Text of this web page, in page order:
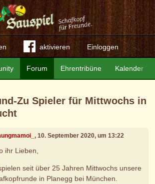
aktivieren Einloggen
Forum Ehrentribüne Kalender
Zu Spieler für Mittwochs in
, 10. September 2020, um 13:22
ihr Lieben,
seit über 25 Jahren Mittwochs unsere
in Planegg bei München.